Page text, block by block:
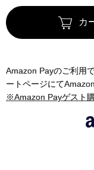
カ
Amazon Payのご利用
ートページにて
※Amazon Payゲスト